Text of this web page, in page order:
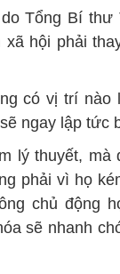
Tổng Bí
hội phải
có vị trí
ngay lập tức
lý thuyết, mà
phải vì họ
chủ động
sẽ nhanh